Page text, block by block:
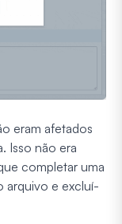
eram afetados
Isso não era
completar uma
arquivo e excluí-